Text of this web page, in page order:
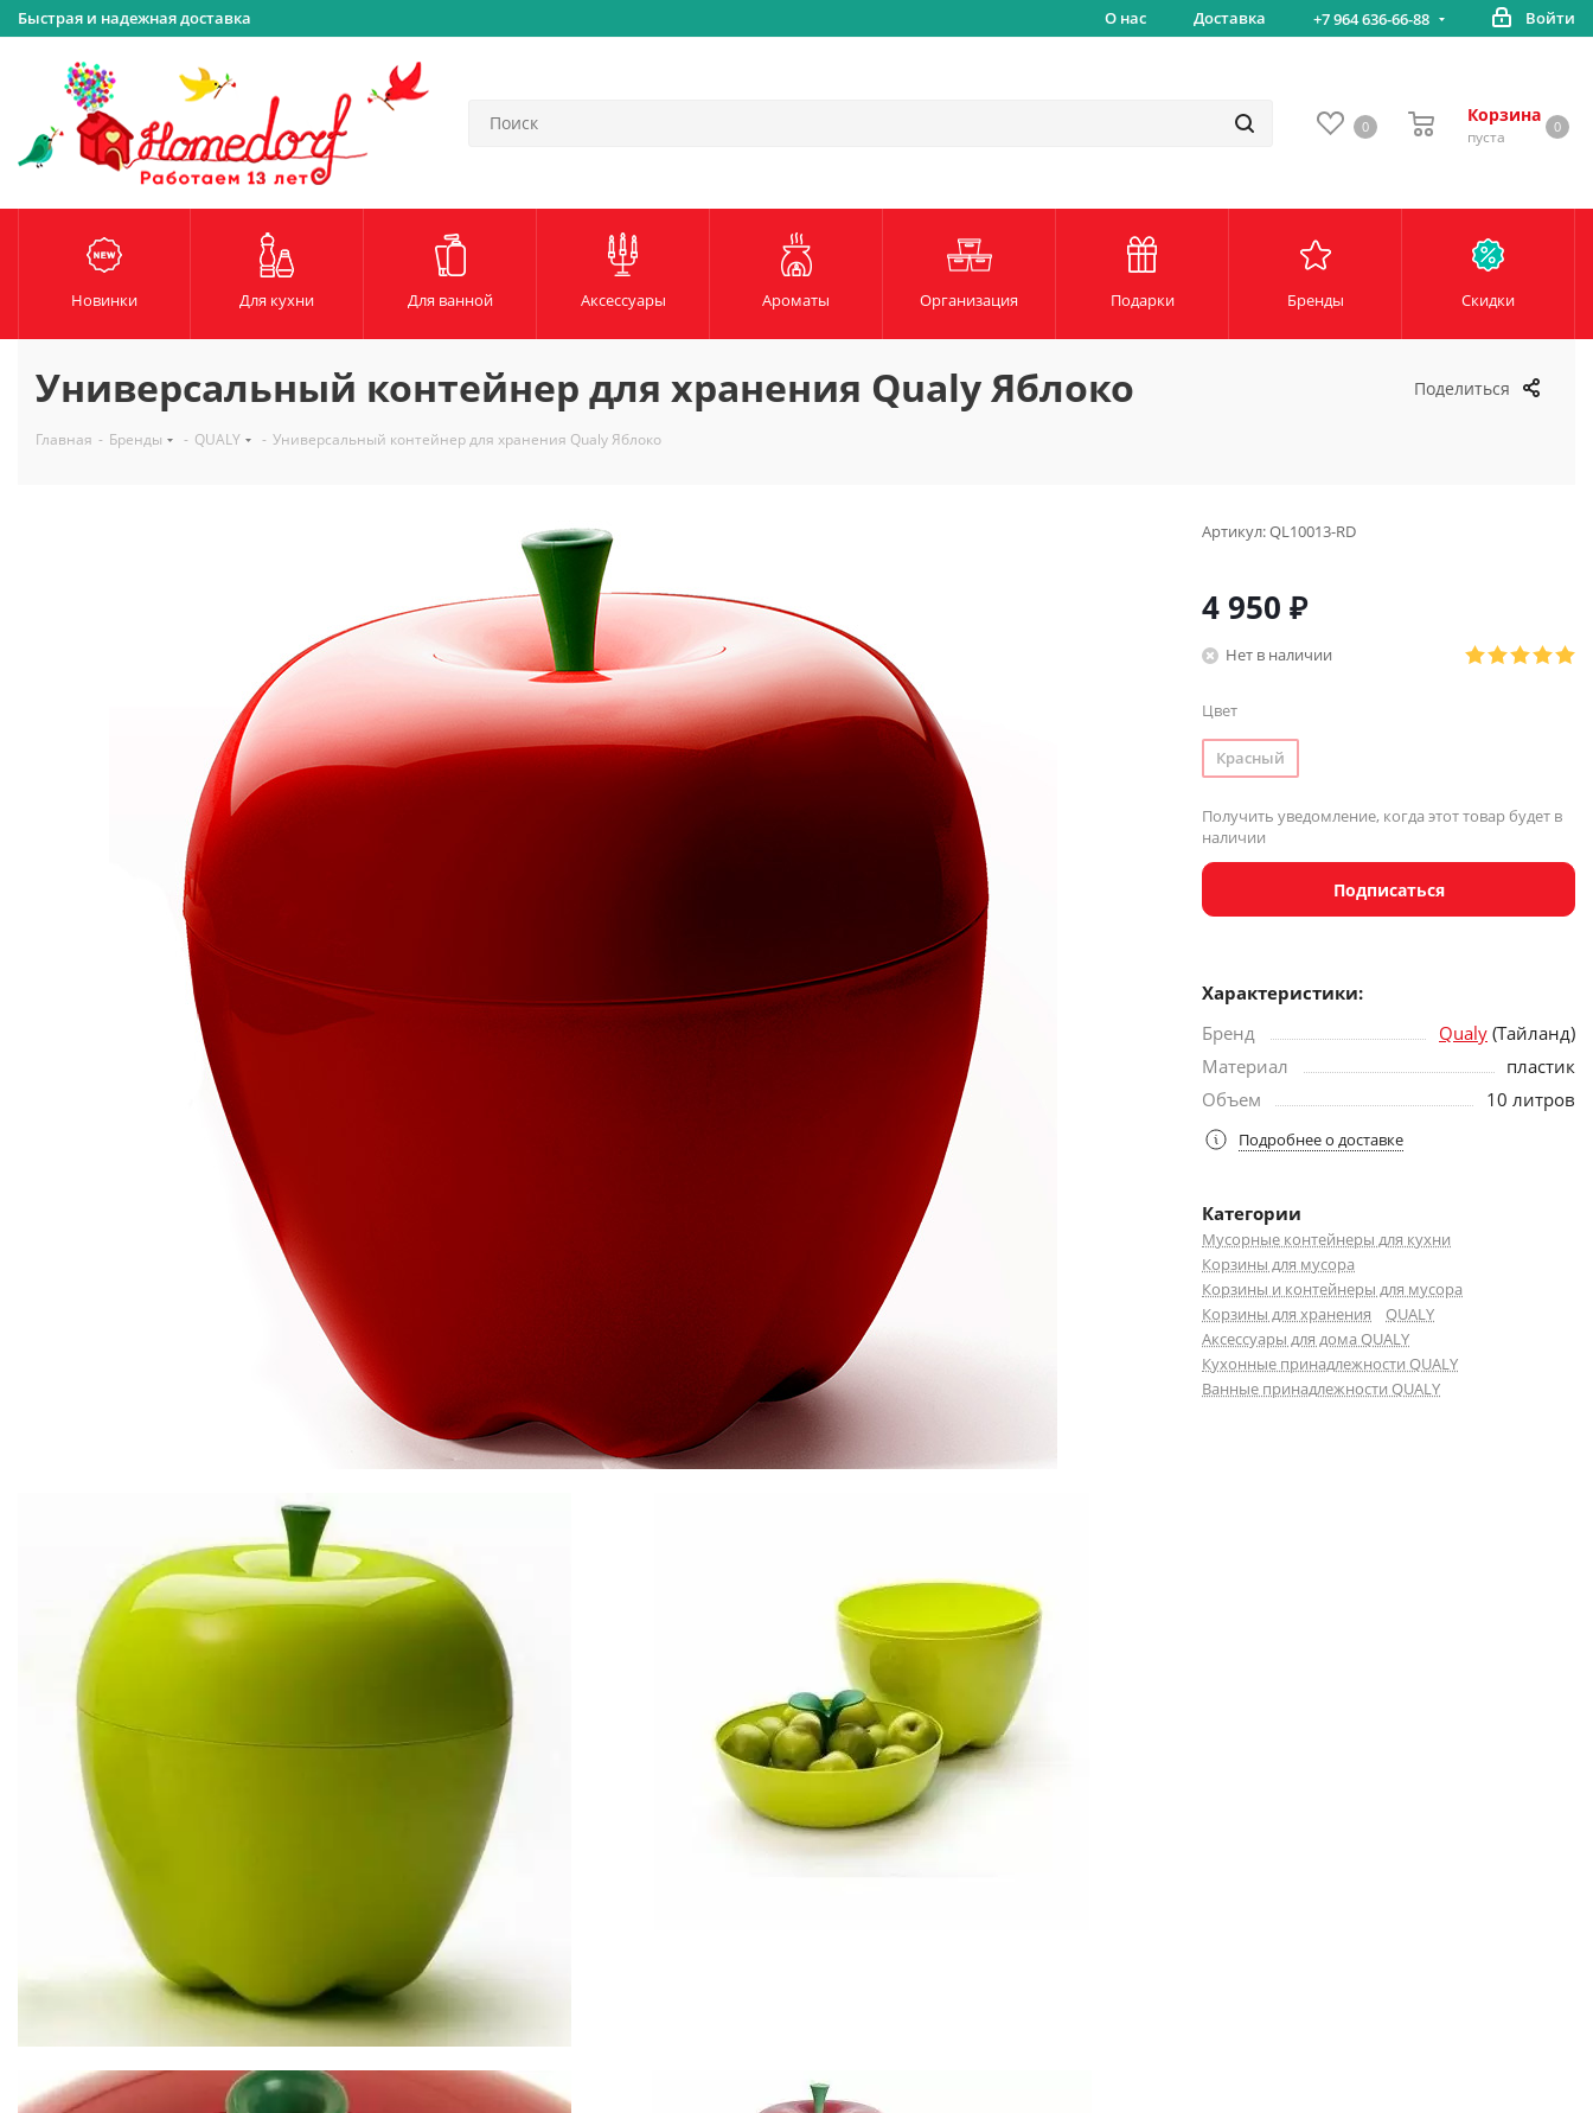
Быстрая и надежная доставка Бесплатная доставка от 5000 руб*
О нас Доставка +7 964 636-66-88 Войти
0
Корзина
пуста
0
Новинки Для кухни Для ванной Аксессуары Ароматы Организация Подарки Бренды Скидки
Поделиться
Универсальный контейнер для хранения Qualy Яблоко
Главная - Бренды - QUALY - Универсальный контейнер для хранения Qualy Яблоко
Артикул:QL10013-RD
4 950 ₽
Нет в наличии
Цвет
Красный
Получить уведомление, когда этот товар будет в
наличии
Подписаться
Характеристики:
Бренд
Qualy (Тайланд)
Материал
пластик
Объем
10 литров
Подробнее о доставке
Категории
Мусорные контейнеры для кухни
Корзины для мусора
Корзины и контейнеры для мусора
Корзины для хранения
QUALY
Аксессуары для дома QUALY
Кухонные принадлежности QUALY
Ванные принадлежности QUALY